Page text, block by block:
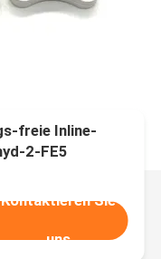
freie Inline-
2-FE5
Kontaktieren Sie
uns